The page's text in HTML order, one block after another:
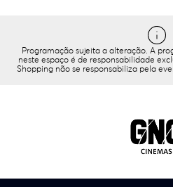
Programação sujeita a alteração. A
neste espaço é de responsabilidade
Shopping não se responsabiliza pela